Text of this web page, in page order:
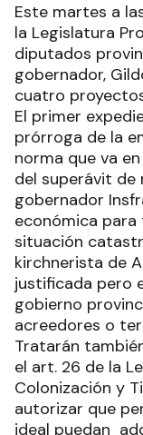
Este martes a
la Legislatura
diputados
gobernador,
cuatro
El primer
prórroga de la
norma que va
del superávit de
gobernador
económica para
situación
kirchnerista de
justificada pero
gobierno
acreedores o
Tratarán
el art. 26 de la
Colonización y
autorizar que
ideal puedan